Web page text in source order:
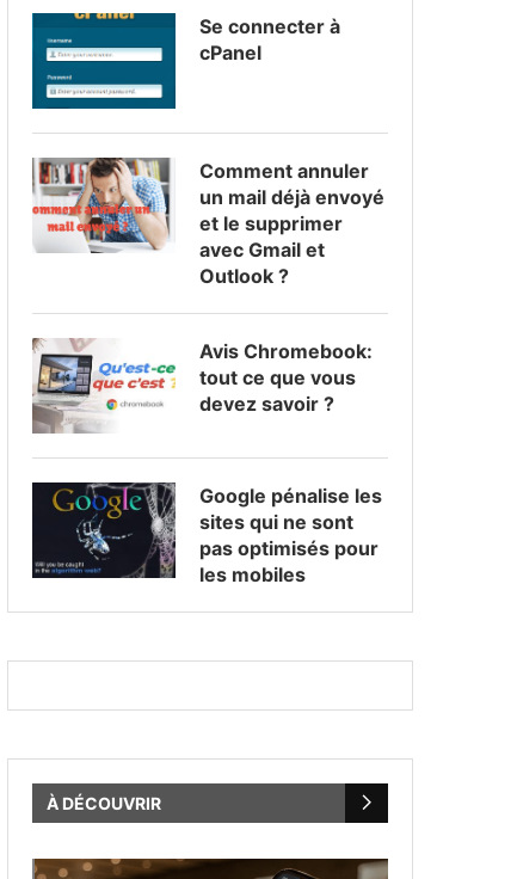
Se connecter à
cPanel
Comment annuler
un mail déjà envoyé
et le supprimer
avec Gmail et
Outlook ?
Avis Chromebook:
tout ce que vous
devez savoir ?
Google pénalise les
sites qui ne sont
pas optimisés pour
les mobiles
À DÉCOUVRIR